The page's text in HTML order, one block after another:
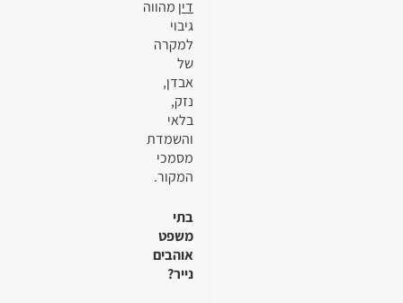
דין מהווה
גיבוי
למקרה
של
אבדן,
נזק,
בלאי
והשמדת
מסמכי
המקור.
בתי
משפט
אוהבים
נייר?